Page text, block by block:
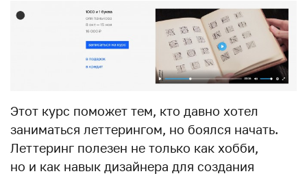
Этот курс поможет тем, кто давно хотел
заниматься леттерингом, но боялся начать.
Леттеринг полезен не только как хобби,
но и как навык дизайнера для создания